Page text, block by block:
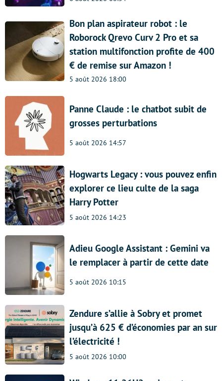
Bon plan aspirateur robot : le
Roborock Qrevo Curv 2 Pro et sa
station multifonction profite de 400
€ de remise sur Amazon !
5 août 2026 18:00
Panne Claude : le chatbot subit de
grosses perturbations
5 août 2026 14:57
Hogwarts Legacy : vous pouvez enfin
explorer ce lieu culte de la saga
Harry Potter
5 août 2026 14:23
Adieu Google Assistant : Gemini va
le remplacer à partir de cette date
5 août 2026 10:15
Zendure s’allie à Sobry et promet
jusqu’à 625 € d’économies par an sur
l’électricité !
5 août 2026 10:00